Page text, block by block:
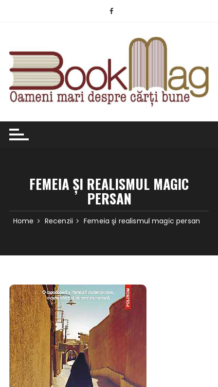
FEMEIA ŞI REALISMUL MAGIC
PERSAN
Home Recenzii Femeia şi realismul magic persan